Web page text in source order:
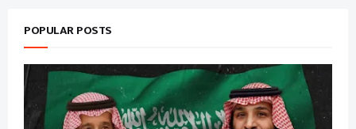
POPULAR POSTS